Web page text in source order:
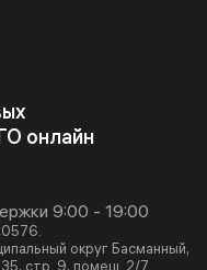
онлайн
9:00 - 19:00
округ Басманный,
35, стр. 9, помещ. 2/7